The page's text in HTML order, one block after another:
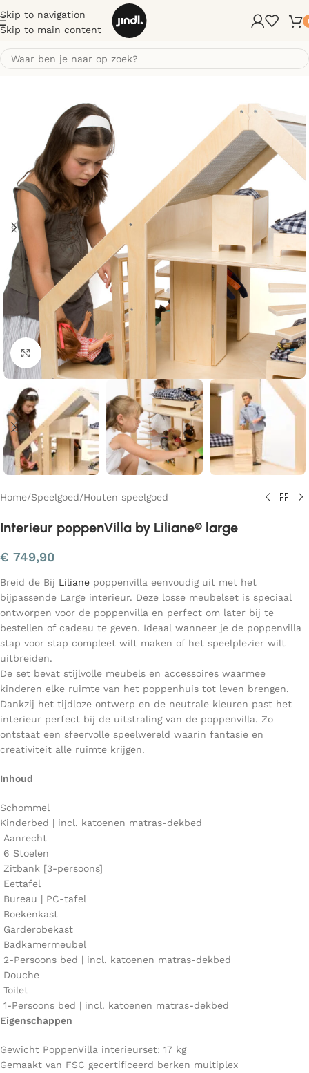
Skip to navigation
Skip to main content
Klik om te vergroten
Home/Speelgoed/Houten speelgoed
Interieur poppenVilla by Liliane® large
€ 749,90
Breid de Bij Liliane poppenvilla eenvoudig uit met het
bijpassende Large interieur. Deze losse meubelset is speciaal
ontworpen voor de poppenvilla en perfect om later bij te
bestellen of cadeau te geven. Ideaal wanneer je de poppenvilla
stap voor stap compleet wilt maken of het speelplezier wilt
uitbreiden.
De set bevat stijlvolle meubels en accessoires waarmee
kinderen elke ruimte van het poppenhuis tot leven brengen.
Dankzij het tijdloze ontwerp en de neutrale kleuren past het
interieur perfect bij de uitstraling van de poppenvilla. Zo
ontstaat een sfeervolle speelwereld waarin fantasie en
creativiteit alle ruimte krijgen.
Inhoud
Schommel
Kinderbed | incl. katoenen matras-dekbed
Aanrecht
6 Stoelen
Zitbank [3-persoons]
Eettafel
Bureau | PC-tafel
Boekenkast
Garderobekast
Badkamermeubel
2-Persoons bed | incl. katoenen matras-dekbed
Douche
Toilet
1-Persoons bed | incl. katoenen matras-dekbed
Eigenschappen
Gewicht PoppenVilla interieurset: 17 kg
Gemaakt van FSC gecertificeerd berken multiplex